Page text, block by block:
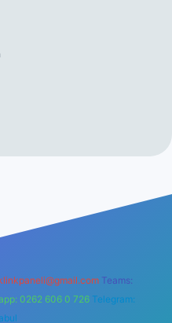
Teams:
0262 606 0 726 Telegram: